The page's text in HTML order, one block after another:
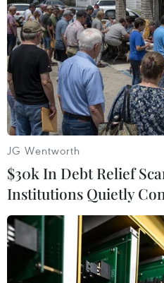
Ông Ramoneda, đồng
hóa Argentina-Việt Nam,
đang ở trong thời điểm
cùng với quan hệ thương
tăng cường mối liên kết
cũng như tăng cường
và ASEAN.”
Liên quan các sáng kiến
Đông Á-Mỹ Latinh
giá cao đề xuất của Việt
thống thành phố văn hóa
động của tổ chức này sau
Về quan hệ văn hóa giữa
JG Wentworth
$30k In Debt Relief
Institutions Quietly